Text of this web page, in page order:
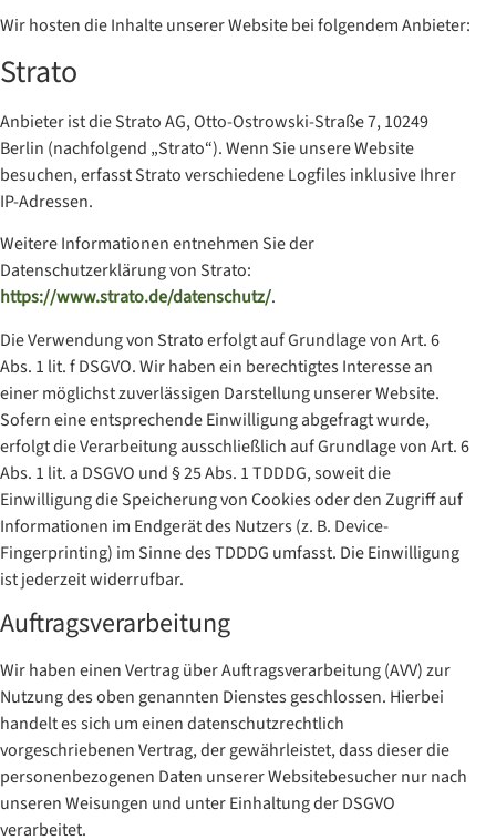
Wir hosten die Inhalte unserer Website bei folgendem Anbieter:
Strato
Anbieter ist die Strato AG, Otto-Ostrowski-Straße 7, 10249
Berlin (nachfolgend „Strato“). Wenn Sie unsere Website
besuchen, erfasst Strato verschiedene Logfiles inklusive Ihrer
IP-Adressen.
Weitere Informationen entnehmen Sie der
Datenschutzerklärung von Strato:
https://www.strato.de/datenschutz/.
Die Verwendung von Strato erfolgt auf Grundlage von Art. 6
Abs. 1 lit. f DSGVO. Wir haben ein berechtigtes Interesse an
einer möglichst zuverlässigen Darstellung unserer Website.
Sofern eine entsprechende Einwilligung abgefragt wurde,
erfolgt die Verarbeitung ausschließlich auf Grundlage von Art. 6
Abs. 1 lit. a DSGVO und § 25 Abs. 1 TDDDG, soweit die
Einwilligung die Speicherung von Cookies oder den Zugriff auf
Informationen im Endgerät des Nutzers (z. B. Device-
Fingerprinting) im Sinne des TDDDG umfasst. Die Einwilligung
ist jederzeit widerrufbar.
Auftragsverarbeitung
Wir haben einen Vertrag über Auftragsverarbeitung (AVV) zur
Nutzung des oben genannten Dienstes geschlossen. Hierbei
handelt es sich um einen datenschutzrechtlich
vorgeschriebenen Vertrag, der gewährleistet, dass dieser die
personenbezogenen Daten unserer Websitebesucher nur nach
unseren Weisungen und unter Einhaltung der DSGVO
verarbeitet.